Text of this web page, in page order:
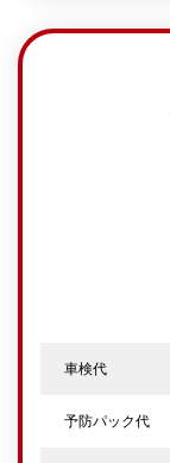
車検代
予防パック代